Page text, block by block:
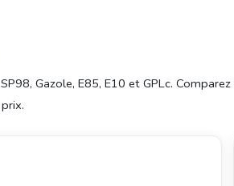
Gazole, E85, E10 et GPLc. Comparez